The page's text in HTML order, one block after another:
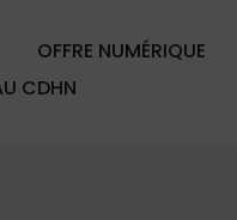
OFFRE NUMÉRIQUE
CDHN